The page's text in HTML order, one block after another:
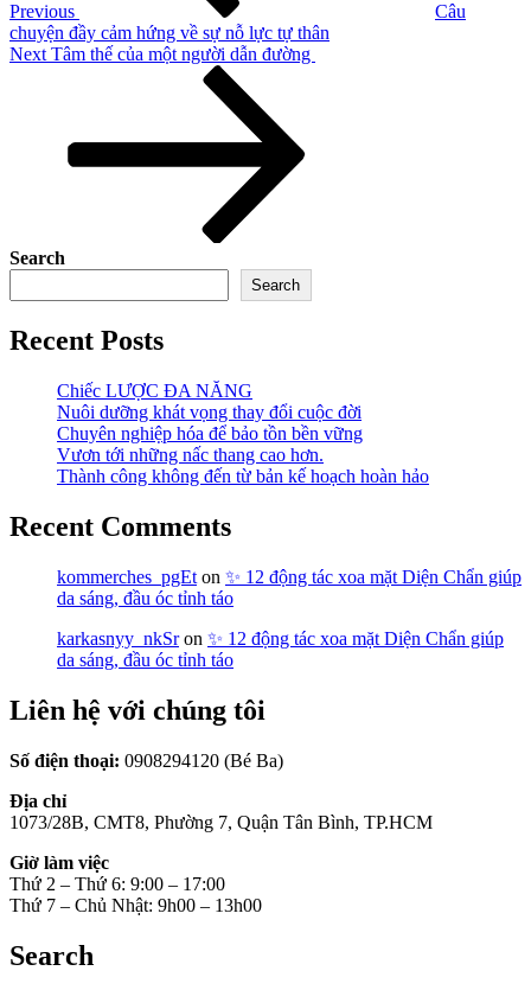
Previous
Câu
chuyện đầy cảm hứng về sự nỗ lực tự thân
Next
Next Tâm thế của một người dẫn đường
Search
Search
Recent Posts
Chiếc LƯỢC ĐA NĂNG
Nuôi dưỡng khát vọng thay đổi cuộc đời
Chuyên nghiệp hóa để bảo tồn bền vững
Vươn tới những nấc thang cao hơn.
Thành công không đến từ bản kế hoạch hoàn hảo
Recent Comments
kommerches_pgEt on ✨ 12 động tác xoa mặt Diện Chẩn giúp
da sáng, đầu óc tỉnh táo
karkasnyy_nkSron ✨ 12 động tác xoa mặt Diện Chẩn giúp
da sáng, đầu óc tỉnh táo
Liên hệ với chúng tôi
Số điện thoại: 0908294120 (Bé Ba)
Địa chỉ
1073/28B, CMT8, Phường 7, Quận Tân Bình, TP.HCM
Giờ làm việc
Thứ 2 – Thứ 6: 9:00 – 17:00
Thứ 7 – Chủ Nhật: 9h00 – 13h00
Search